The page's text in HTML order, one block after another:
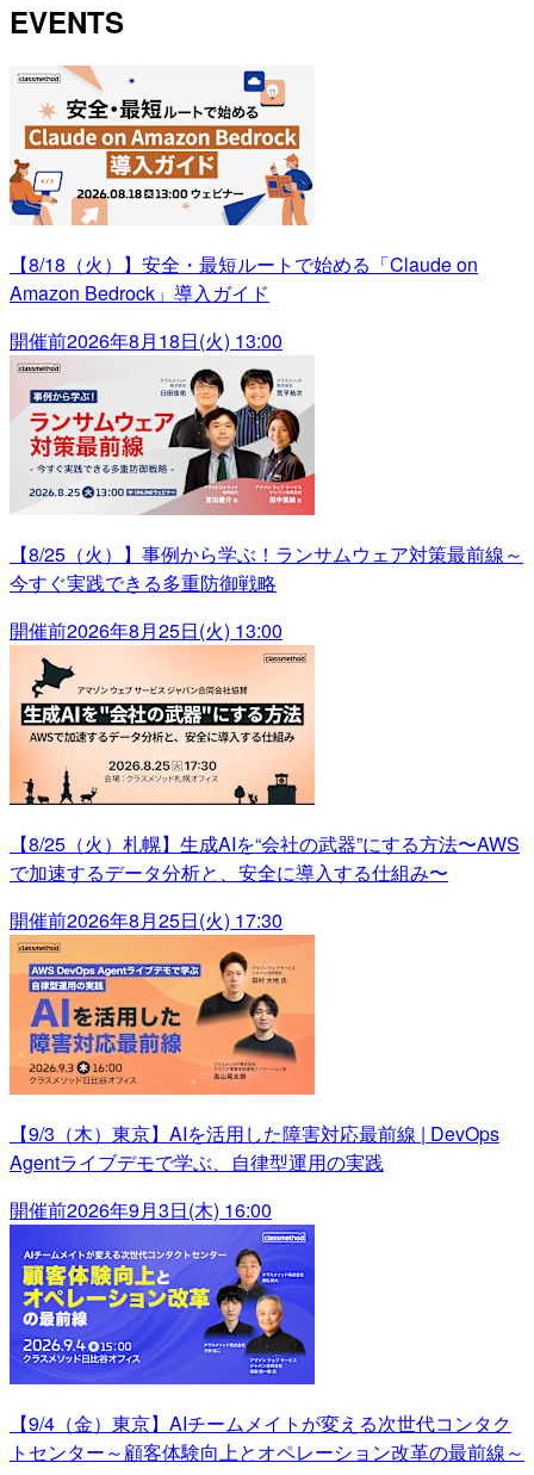
EVENTS
【8/18（火）】安全・最短ルートで始める「Claude on
Amazon Bedrock」導入ガイド
開催前2026年8月18日(火) 13:00
【8/25（火）】事例から学ぶ！ランサムウェア対策最前線～
今すぐ実践できる多重防御戦略
開催前2026年8月25日(火) 13:00
【8/25（火）札幌】生成AIを“会社の武器”にする方法〜AWS
で加速するデータ分析と、安全に導入する仕組み〜
開催前2026年8月25日(火) 17:30
【9/3（木）東京】AIを活用した障害対応最前線 | DevOps
Agentライブデモで学ぶ、自律型運用の実践
開催前2026年9月3日(木) 16:00
【9/4（金）東京】AIチームメイトが変える次世代コンタク
トセンター～顧客体験向上とオペレーション改革の最前線～